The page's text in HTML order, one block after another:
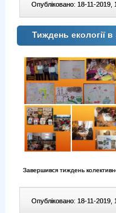
Опубліковано: 18-11-2019,
Тиждень екології
Завершився тиждень
Опубліковано: 18-11-2019,